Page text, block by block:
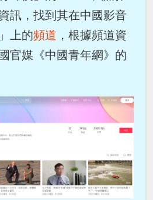
訊，找到其在中國影音
上的頻道 ，根據頻道資
官媒《中國青年網》的